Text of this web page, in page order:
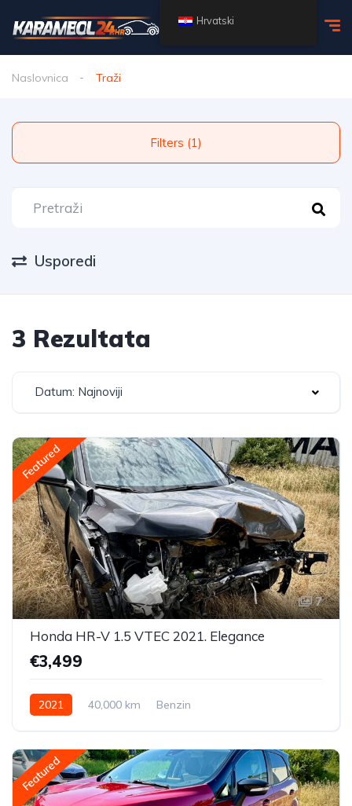
Naslovnica Traži
Filters (1)
Usporedi
3 Rezultata
Datum: Najnoviji
Featured
7
Honda HR-V 1.5 VTEC 2021. Elegance
€3,499
2021 40,000 km Benzin
Featured
Hrvatski